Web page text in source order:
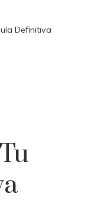
Definitiva